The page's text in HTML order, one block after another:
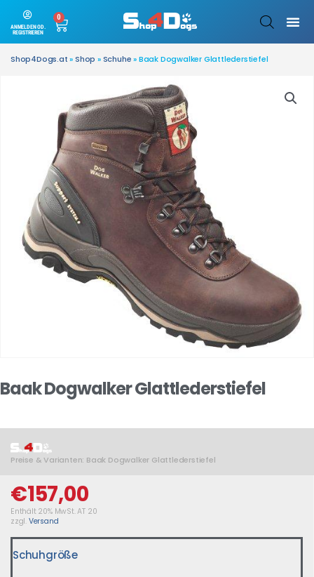
ANMELDEN OD.
REGISTRIEREN
0
Shop4Dogs.at»Shop »Schuhe»Baak Dogwalker Glattlederstiefel
Baak Dogwalker Glattlederstiefel
Preise & Varianten: Baak Dogwalker Glattlederstiefel
€157,00
Enthält 20% MwSt. AT 20
zzgl. Versand
Schuhgröße